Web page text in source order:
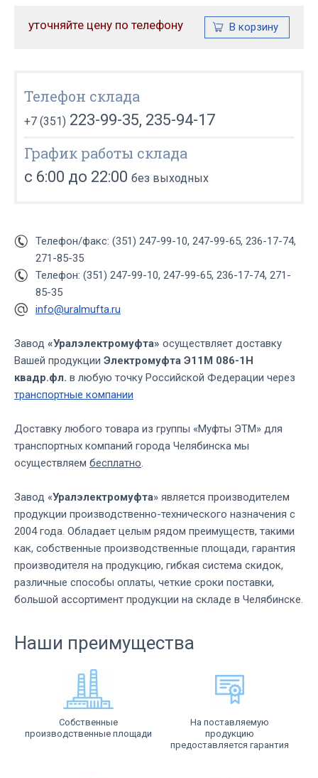
уточняйте цену по телефону
Телефон склада
+7 (351) 223-99-35, 235-94-17
График работы склада
с 6:00 до 22:00 без выходных
Телефон/факс: (351) 247-99-10, 247-99-65, 236-17-74,
271-85-35
Телефон: (351) 247-99-10, 247-99-65, 236-17-74, 271-
85-35
info@uralmufta.ru
Завод «Уралэлектромуфта» осуществляет доставку
Вашей продукции Электромуфта Э11М 086-1Н
квадр.фл. в любую точку Российской Федерации через
транспортные компании
Доставку любого товара из группы «Муфты ЭТМ» для
транспортных компаний города Челябинска мы
осуществляем бесплатно.
Завод «Уралэлектромуфта» является производителем
продукции производственно-технического назначения с
2004 года. Обладает целым рядом преимуществ, такими
как, собственные производственные площади, гарантия
производителя на продукцию, гибкая система скидок,
различные способы оплаты, четкие сроки поставки,
большой ассортимент продукции на складе в Челябинске.
Наши преимущества
Собственные
производственные площади
На поставляемую
продукцию
предоставляется гарантия